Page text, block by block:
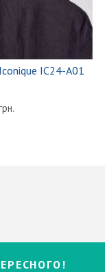
IC24-A01